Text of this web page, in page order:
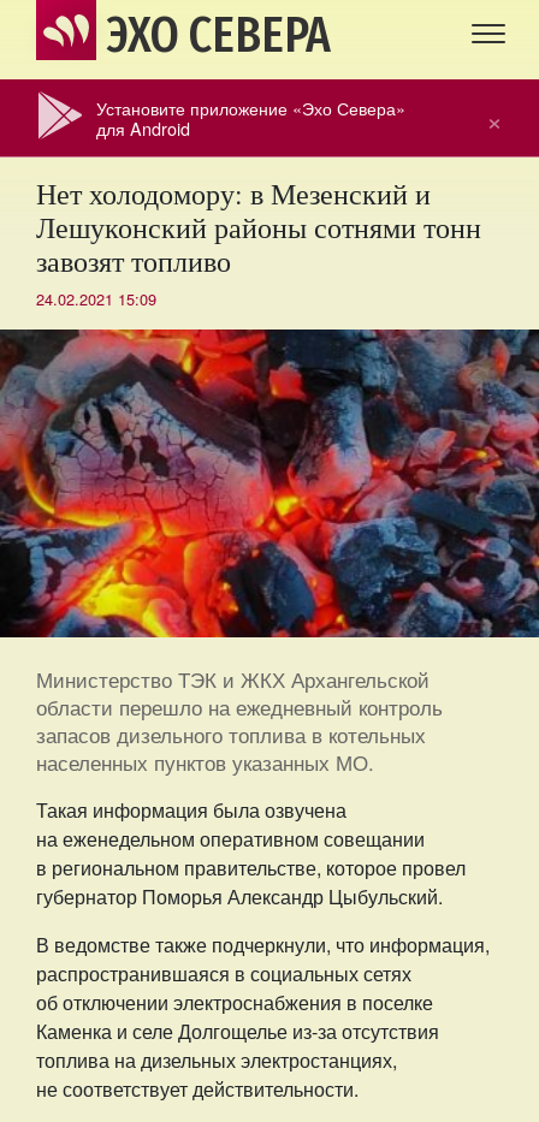
ЭХО СЕВЕРА
×
Установите приложение «Эхо Севера»
для Android
Нет холодомору: в Мезенский и
Лешуконский районы сотнями тонн
завозят топливо
24.02.2021 15:09
Министерство ТЭК и ЖКХ Архангельской
области перешло на ежедневный контроль
запасов дизельного топлива в котельных
населенных пунктов указанных МО.
Такая информация была озвучена
на еженедельном оперативном совещании
в региональном правительстве, которое провел
губернатор Поморья Александр Цыбульский.
В ведомстве также подчеркнули, что информация,
распространившаяся в социальных сетях
об отключении электроснабжения в поселке
Каменка и селе Долгощелье из-за отсутствия
топлива на дизельных электростанциях,
не соответствует действительности.